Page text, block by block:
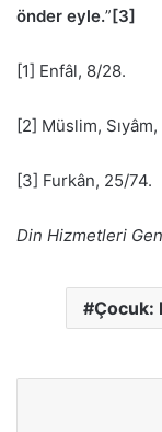
önder eyle.”[3]
[1] Enfâl, 8/28.
[2] Müslim, Sıyâm,
[3] Furkân, 25/74.
Din Hizmetleri
Çocuk: